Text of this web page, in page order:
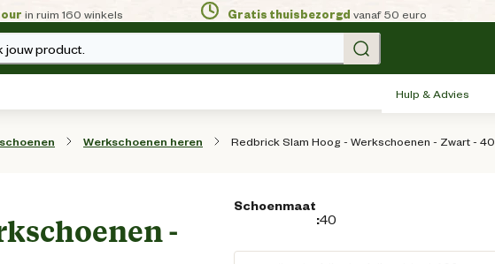
in ruim 160 winkels Gratis thuisbezorgd vanaf 50 euro
jouw product.
Hulp & Advies
Werkschoenen heren Redbrick Slam Hoog - Werkschoenen - Zwart - 40
-
Schoenmaat
:40